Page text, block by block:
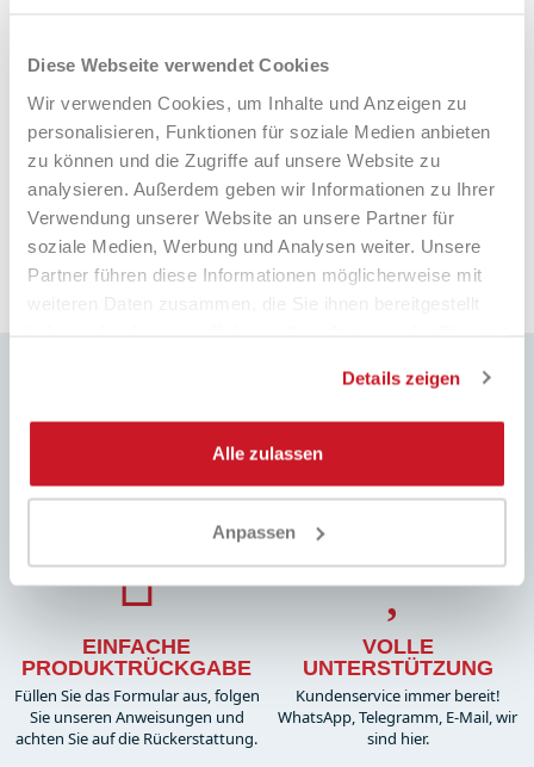
Diese Webseite verwendet Cookies
Wir verwenden Cookies, um Inhalte und Anzeigen zu
personalisieren, Funktionen für soziale Medien anbieten
zu können und die Zugriffe auf unsere Website zu
analysieren. Außerdem geben wir Informationen zu Ihrer
Verwendung unserer Website an unsere Partner für
soziale Medien, Werbung und Analysen weiter. Unsere
Partner führen diese Informationen möglicherweise mit
Details zeigen
Alle zulassen
Anpassen
Negozio raccomandato al 💯: comprato
ieri uno zaino è arrivato il giorno dopo. I
prezzi sono davvero
competitivi!!!Super!!!!! Davvero super
gentili e disponibilissimi. Grazie mille.
2 giorni fa
Pausa
SCHNELLE LIEFERUNG
Weltweiter Versand mit
Immer die besten Preise auf dem
EINFACHE
PRODUKTRÜCKGABE
Füllen Sie das Formular aus, folgen
Sie unseren Anweisungen und
achten Sie auf die Rückerstattung.
VOLLE
UNTERSTÜTZUNG
Kundenservice immer bereit!
WhatsApp, Telegramm, E-Mail, wir
sind hier.